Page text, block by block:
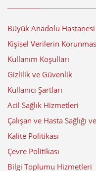
Büyük Anadolu Hastanesi
Kişisel Verilerin
Kullanım Koşulları
Gizlilik ve Güvenlik
Kullanıcı Şartları
Acil Sağlık Hizmetleri
Çalışan ve Hasta Sağlığı
Kalite Politikası
Çevre Politikası
Bilgi Toplumu Hizmetleri